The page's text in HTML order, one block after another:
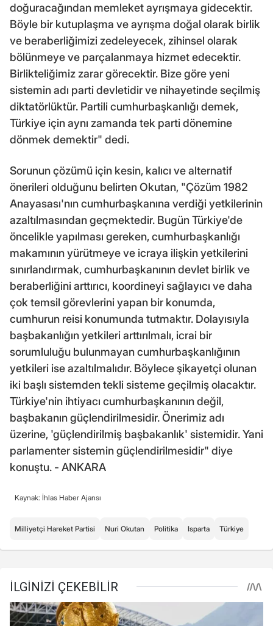
doğuracağından memleket ayrışmaya gidecektir.
Böyle bir kutuplaşma ve ayrışma doğal olarak birlik
ve beraberliğimizi zedeleyecek, zihinsel olarak
bölünmeye ve parçalanmaya hizmet edecektir.
Birlikteliğimiz zarar görecektir. Bize göre yeni
sistemin adı parti devletidir ve nihayetinde seçilmiş
diktatörlüktür. Partili cumhurbaşkanlığı demek,
Türkiye için aynı zamanda tek parti dönemine
dönmek demektir" dedi.
Sorunun çözümü için kesin, kalıcı ve alternatif
önerileri olduğunu belirten Okutan, "Çözüm 1982
Anayasası'nın cumhurbaşkanına verdiği yetkilerinin
azaltılmasından geçmektedir. Bugün Türkiye'de
öncelikle yapılması gereken, cumhurbaşkanlığı
makamının yürütmeye ve icraya ilişkin yetkilerini
sınırlandırmak, cumhurbaşkanının devlet birlik ve
beraberliğini arttırıcı, koordineyi sağlayıcı ve daha
çok temsil görevlerini yapan bir konumda,
cumhurun reisi konumunda tutmaktır. Dolayısıyla
başbakanlığın yetkileri arttırılmalı, icrai bir
sorumluluğu bulunmayan cumhurbaşkanlığının
yetkileri ise azaltılmalıdır. Böylece şikayetçi olunan
iki başlı sistemden tekli sisteme geçilmiş olacaktır.
Türkiye'nin ihtiyacı cumhurbaşkanının değil,
başbakanın güçlendirilmesidir. Önerimiz adı
üzerine, 'güçlendirilmiş başbakanlık' sistemidir. Yani
parlamenter sistemin güçlendirilmesidir" diye
konuştu. - ANKARA
Kaynak: İhlas Haber Ajansı
Milliyetçi Hareket Partisi Nuri Okutan Politika Isparta Türkiye